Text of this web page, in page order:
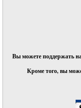
Вы можете поддержать
Кроме того, вы